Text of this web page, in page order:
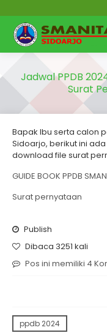
Jadwal PPDB
Surat
Bapak Ibu serta calon
Sidoarjo, berikut ini ada
download file surat
GUIDE BOOK PPDB
Surat pernyataan
Publish
Dibaca 3251 kali
Pos ini memiliki 4
ppdb 2024